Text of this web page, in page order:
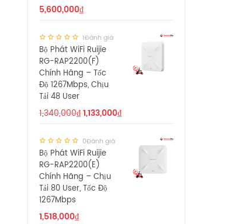
5,600,000₫
1Đánh giá
Bộ Phát WiFi Ruijie
RG-RAP2200(F)
Chính Hãng – Tốc
Độ 1267Mbps, Chịu
Tải 48 User
1,340,000₫1,133,000₫
0Đánh giá
Bộ Phát WiFi Ruijie
RG-RAP2200(E)
Chính Hãng – Chịu
Tải 80 User, Tốc Độ
1267Mbps
1,518,000₫